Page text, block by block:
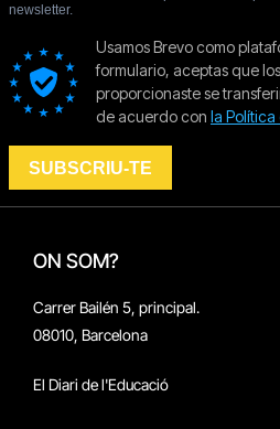
ON SOM?
Carrer Bailén 5, principal.
08010, Barcelona
El Diari de l'Educació